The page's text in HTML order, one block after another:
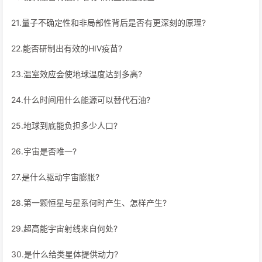
21.量子不确定性和非局部性背后是否有更深刻的原理?
22.能否研制出有效的HIV疫苗?
23.温室效应会使地球温度达到多高?
24.什么时间用什么能源可以替代石油?
25.地球到底能负担多少人口?
26.宇宙是否唯一?
27.是什么驱动宇宙膨胀?
28.第一颗恒星与星系何时产生、怎样产生?
29.超高能宇宙射线来自何处?
30.是什么给类星体提供动力?